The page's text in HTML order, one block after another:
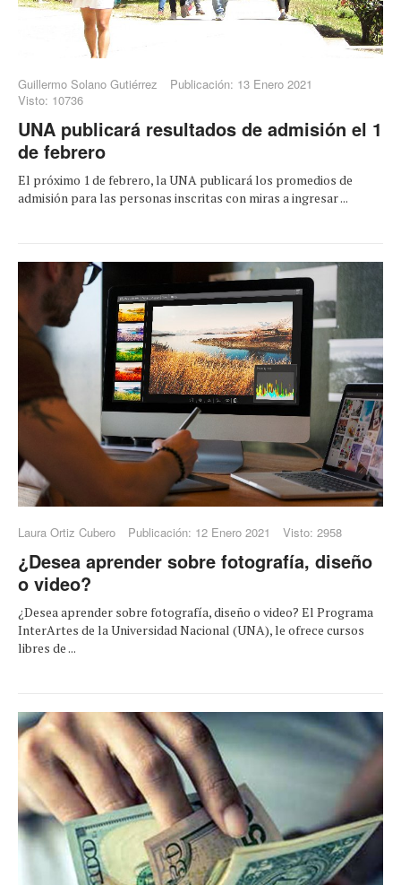
Guillermo Solano Gutiérrez
Publicación: 13 Enero 2021
Visto: 10736
UNA publicará resultados de admisión el 1
de febrero
El próximo 1 de febrero, la UNA publicará los promedios de
admisión para las personas inscritas con miras a ingresar ...
Laura Ortiz Cubero Publicación: 12 Enero 2021 Visto: 2958
¿Desea aprender sobre fotografía, diseño
o video?
¿Desea aprender sobre fotografía, diseño o video? El Programa
InterArtes de la Universidad Nacional (UNA), le ofrece cursos
libres de ...